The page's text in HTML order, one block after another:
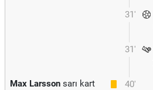
31'
31'
40'
Max Larsson sarı kart